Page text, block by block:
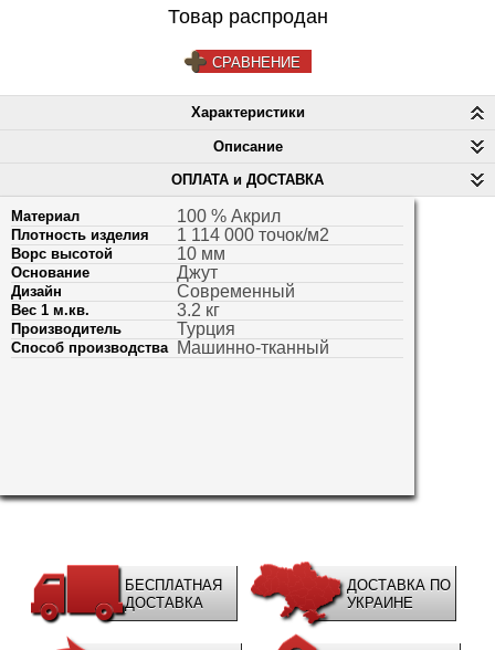
Товар распродан
СРАВНЕНИЕ
Характеристики
Описание
ОПЛАТА и ДОСТАВКА
Материал 100 % Акрил
Плотность изделия 1 114 000 точок/м2
Ворс высотой 10 мм
Основание Джут
Дизайн Современный
Вес 1 м.кв. 3.2 кг
Производитель Турция
Способ производства Машинно-тканный
БЕСПЛАТНАЯ
ДОСТАВКА
ДОСТАВКА ПО
УКРАИНЕ